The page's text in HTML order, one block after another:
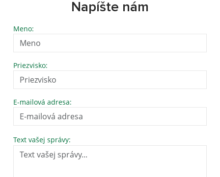
Napíšte nám
Meno:
Priezvisko:
E-mailová adresa:
Text vašej správy: